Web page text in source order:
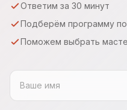
Ответим за 30 минут
Подберём программу
Поможем выбрать